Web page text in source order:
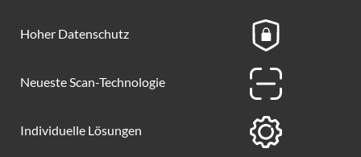
Hoher Datenschutz
Neueste Scan-Technologie
Individuelle Lösungen